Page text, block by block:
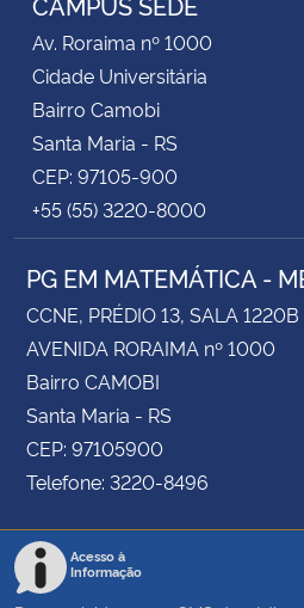
Av. Roraima nº 1000
Cidade Universitária
Bairro Camobi
Santa Maria - RS
CEP: 97105-900
+55 (55) 3220-8000
PG EM MATEMÁTICA -
CCNE, PRÉDIO 13, SALA 1220B
AVENIDA RORAIMA nº 1000
Bairro CAMOBI
Santa Maria - RS
CEP: 97105900
Telefone: 3220-8496
Acesso à
Informação